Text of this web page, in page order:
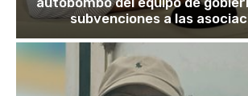
subvenciones a las